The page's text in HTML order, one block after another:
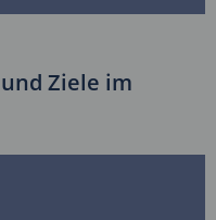
Ziele im